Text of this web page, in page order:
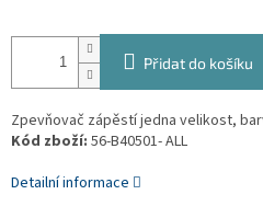
Přidat do košíku
Zpevňovač zápěstí jedna velikost,
Kód zboží: 56-B40501- ALL
Detailní informace